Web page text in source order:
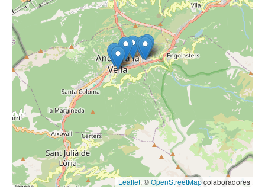
Leaflet, ©OpenStreetMapcolaboradores